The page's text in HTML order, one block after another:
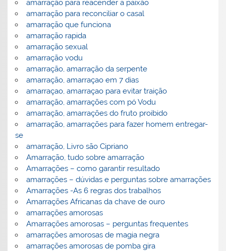
amarração para reacender a paixão
amarração para reconciliar o casal
amarração que funciona
amarração rapida
amarração sexual
amarração vodu
amarração, amarração da serpente
amarração, amarraçao em 7 dias
amarraçao, amarraçao para evitar traição
amarração, amarrações com pó Vodu
amarração, amarrações do fruto proibido
amarração, amarrações para fazer homem entregar-
se
amarração, Livro são Cipriano
Amarração, tudo sobre amarração
Amarrações – como garantir resultado
amarrações – dúvidas e perguntas sobre amarrações
Amarrações -As 6 regras dos trabalhos
Amarrações Africanas da chave de ouro
amarrações amorosas
Amarrações amorosas – perguntas frequentes
amarrações amorosas de magia negra
amarrações amorosas de pomba gira